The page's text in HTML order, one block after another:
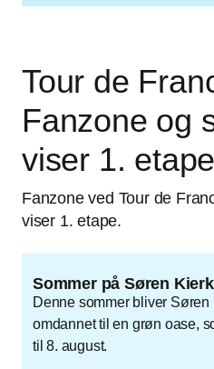
Tour de
Fanzone og
viser 1. etape
Fanzone ved Tour de
viser 1. etape.
Sommer på Søren
Denne sommer bliver
omdannet til en grøn oase,
til 8. august.